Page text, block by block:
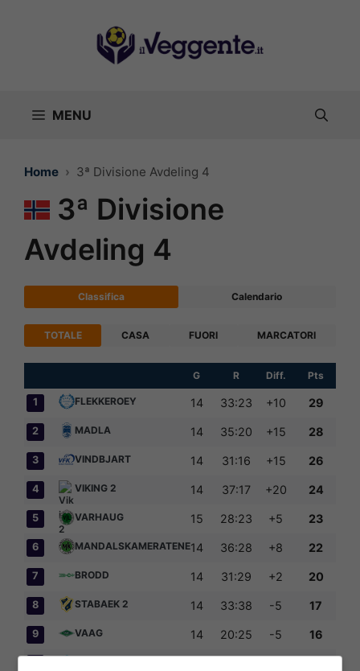
MENU
Home 3ª Divisione Avdeling 4
3ª Divisione
Avdeling 4
Classifica Calendario
TOTALE CASA FUORI MARCATORI
G R Diff. Pts
1 FLEKKEROEY 14 33:23 +10 29
2 MADLA 14 35:20 +15 28
3 VINDBJART 14 31:16 +15 26
4 VIKING 2 14 37:17 +20 24
5 VARHAUG 15 28:23 +5 23
6 MANDALSKAMERATENE14 36:28 +8 22
7 BRODD 14 31:29 +2 20
8 STABAEK 2 14 33:38 -5 17
9 VAAG 14 20:25 -5 16